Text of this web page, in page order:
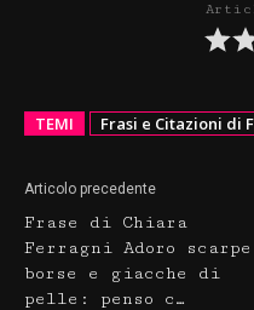
TEMI Frasi e Citazioni di
Articolo precedente
Frase di Chiara
Ferragni Adoro
borse e giacche di
pelle: penso c…